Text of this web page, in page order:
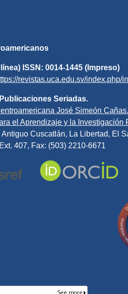
ISSN: 0014-1445 (Impreso)
revistas.uca.edu.sv/index.php/
Seriadas.
José Simeón Cañas.
el Aprendizaje y la Investigación
Cuscatlán, La Libertad, El
407, Fax: (503) 2210-6671